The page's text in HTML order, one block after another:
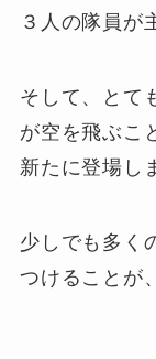
３人の隊員が
そして、とて
が空を飛ぶこ
新たに登場し
少しでも多く
つけることが